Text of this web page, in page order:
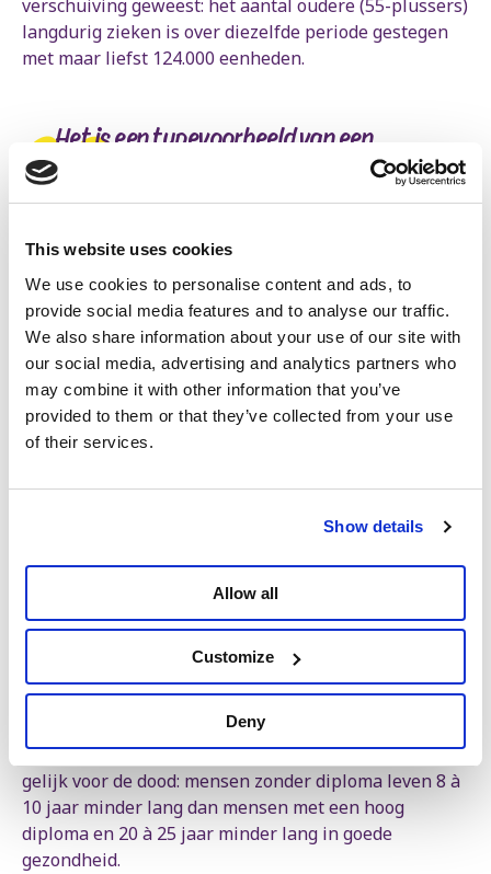
This website uses cookies
We use cookies to personalise content and ads, to
provide social media features and to analyse our traffic.
We also share information about your use of our site with
our social media, advertising and analytics partners who
may combine it with other information that you’ve
provided to them or that they’ve collected from your use
of their services.
Show details
Allow all
Customize
Deny
verschuiving geweest: het aantal oudere (55-plussers)
langdurig zieken is over diezelfde periode gestegen
met maar liefst 124.000 eenheden.
Het is een typevoorbeeld van een
zogenaamd doorschuifeffect. De
bruggepensioneerden, die het statuut van
een werkloze hebben, zijn doorgeschoven
naar de ziekteverzekering. Dat kost onze
sociale zekerheid zelfs meer.
Kim De Witte
Organisatieverantwoordelijke
“Het is een typevoorbeeld van een zogenaamd
doorschuifeffect”, vertelt Kim De Witte, onze
statuut van een werkloze hebben, zijn doorgeschoven
miljoen in 2029 door de stopzetting van het
brugpensioen zal zich niet realiseren.”
Mensen die hun leven lang in de bouw hebben
gezeten, ‘s nachts hebben gewerkt of wisselende
posten hebben gedraaid, zijn vaak uitgeput op 60 jaar.
Zij leven vaak ook minder lang. We zijn immers niet
gelijk voor de dood: mensen zonder diploma leven 8 à
10 jaar minder lang dan mensen met een hoog
diploma en 20 à 25 jaar minder lang in goede
gezondheid.